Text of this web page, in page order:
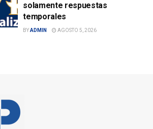
solamente respuestas
temporales
BYADMIN AGOSTO 5, 2026